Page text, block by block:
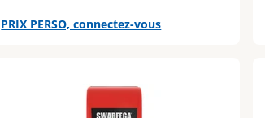
PRIX PERSO, connectez-vous